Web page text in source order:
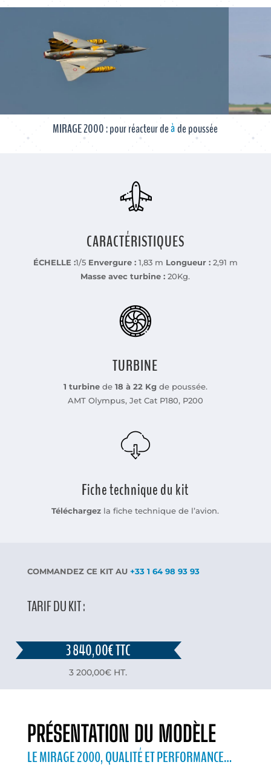
Favoris
MIRAGE 2000 : pour réacteur de à 22kg de poussée
CARACTÉRISTIQUES
ÉCHELLE :1/5 Envergure :1,83 m Longueur :2,91 m
Masse avec turbine : 20Kg.
TURBINE
1 turbinede 18 à 22 Kg de poussée.
AMT Olympus, Jet Cat P180, P200
Fiche technique du kit
Téléchargez la fiche technique de l’avion.
COMMANDEZ CE KIT AU +33 1 64 98 93 93
TARIF DU KIT :
3 840,00€ TTC
3 200,00€ HT.
PRÉSENTATION DU MODÈLE
LE MIRAGE 2000, QUALITÉ ET PERFORMANCE…